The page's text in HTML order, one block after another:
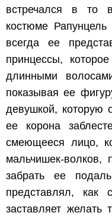
встречался в то
костюме
всегда ее
принцессы,
длинными
показывая ее
девушкой, которую
ее корона
смеющееся лицо,
мальчишек-волков,
забрать ее
представлял, как
заставляет